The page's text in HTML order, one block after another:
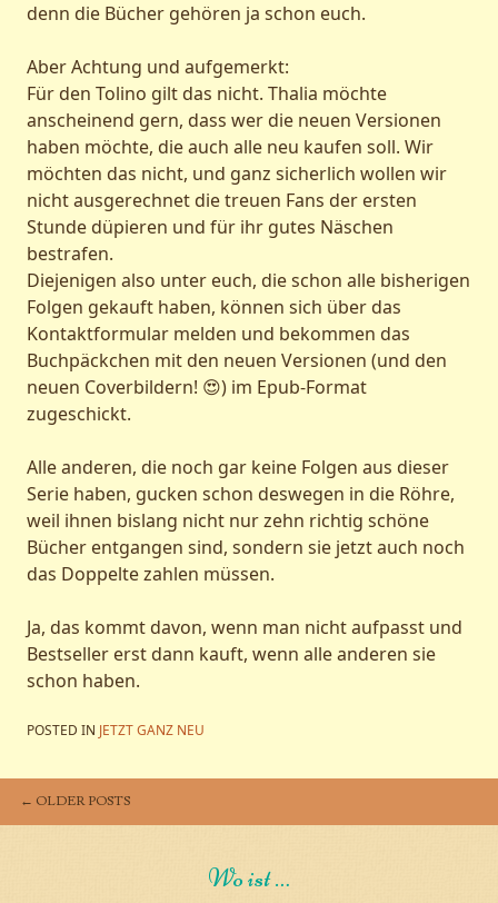
denn die Bücher gehören ja schon euch.
Aber Achtung und aufgemerkt:
Für den Tolino gilt das nicht. Thalia möchte
anscheinend gern, dass wer die neuen Versionen
haben möchte, die auch alle neu kaufen soll. Wir
möchten das nicht, und ganz sicherlich wollen wir
nicht ausgerechnet die treuen Fans der ersten
Stunde düpieren und für ihr gutes Näschen
bestrafen.
Diejenigen also unter euch, die schon alle bisherigen
Folgen gekauft haben, können sich über das
Kontaktformular melden und bekommen das
Buchpäckchen mit den neuen Versionen (und den
neuen Coverbildern! 😍) im Epub-Format
zugeschickt.
Alle anderen, die noch gar keine Folgen aus dieser
Serie haben, gucken schon deswegen in die Röhre,
weil ihnen bislang nicht nur zehn richtig schöne
Bücher entgangen sind, sondern sie jetzt auch noch
das Doppelte zahlen müssen.
Ja, das kommt davon, wenn man nicht aufpasst und
Bestseller erst dann kauft, wenn alle anderen sie
schon haben.
POSTED IN JETZT GANZ NEU
POST NAVIGATION
← OLDER POSTS
Wo ist …